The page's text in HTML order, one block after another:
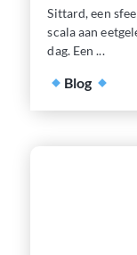
Sittard, een
scala aan
dag. Een ...
Blog